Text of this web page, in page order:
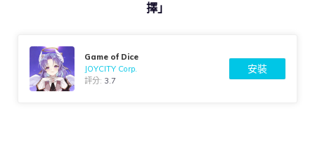
擇」
Game of Dice
JOYCITY Corp.
評分: 3.7
安裝